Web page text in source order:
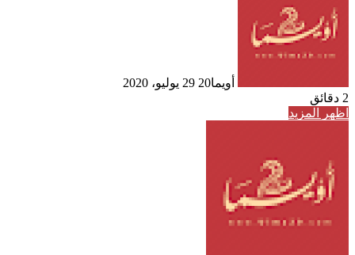
أويما20
29 يوليو، 2020
2 دقائق
اظهر المزيد